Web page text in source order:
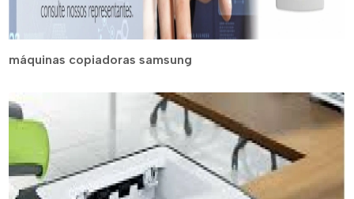
máquinas copiadoras samsung